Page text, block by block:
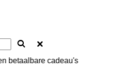
betaalbare cadeau's